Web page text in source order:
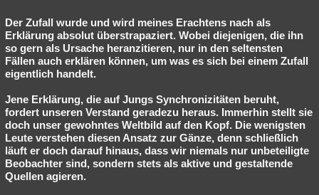
Der Zufall wurde und wird meines Erachtens nach als
Erklärung absolut überstrapaziert. Wobei diejenigen, die ihn
so gern als Ursache heranzitieren, nur in den seltensten
Fällen auch erklären können, um was es sich bei einem Zufall
eigentlich handelt.
Jene Erklärung, die auf Jungs Synchronizitäten beruht,
fordert unseren Verstand geradezu heraus. Immerhin stellt sie
doch unser gewohntes Weltbild auf den Kopf. Die wenigsten
Leute verstehen diesen Ansatz zur Gänze, denn schließlich
läuft er doch darauf hinaus, dass wir niemals nur unbeteiligte
Beobachter sind, sondern stets als aktive und gestaltende
Quellen agieren.